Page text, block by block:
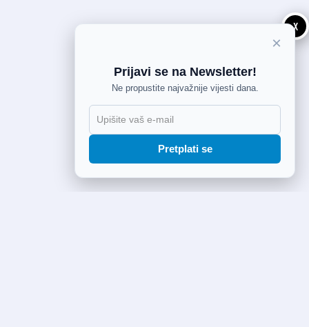
X
×
Prijavi se na Newsletter!
Ne propustite najvažnije vijesti dana.
Pretplati se